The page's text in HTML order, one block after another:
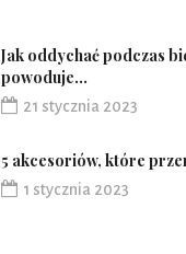
Jak oddychać podczas
powoduje...
21 stycznia 2023
5 akcesoriów, które
1 stycznia 2023